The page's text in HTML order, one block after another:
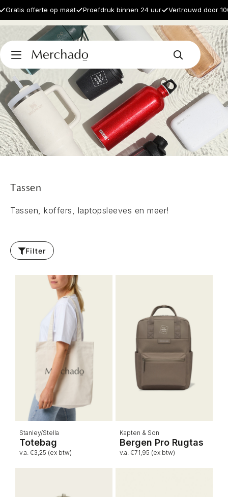
offerte op maat Proefdruk binnen 24 uur Vertrouwd door
Tassen
Tassen, koffers, laptopsleeves en meer!
Filter
Stanley/Stella
Totebag
v.a. €3,25 (ex btw)
Kapten & Son
Bergen Pro Rugtas
v.a. €71,95 (ex btw)